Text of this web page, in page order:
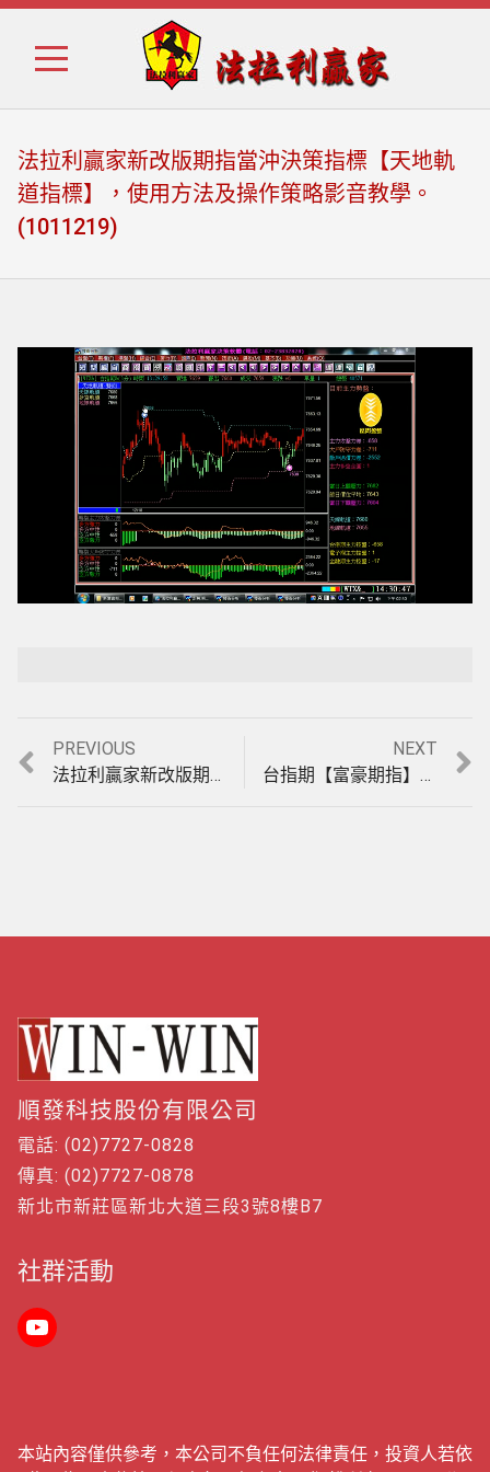
Skip
Skip
法拉利贏家新改版期指當沖決策指標【天地軌
道指標】，使用方法及操作策略影音教學。
(1011219)
Loaded:
100.00%
Playback RateUnmute
文
PREVIOUS
Previous
post:
法拉利贏家新改版期指當沖決策指標【先知通道指標】，使用方法及操作策略影音教學。(1011219)
NEXT
post:
台指期【富豪期指】、【創富期指】波段指標，11月21日至12月22日交易績效印證，影音教學。(1011222)
順發科技股份有限公司
電話: (02)7727-0828
傳真: (02)7727-0878
新北市新莊區新北大道三段3號8樓B7
社群活動
本站內容僅供參考，本公司不負任何法律責任，投資人若依